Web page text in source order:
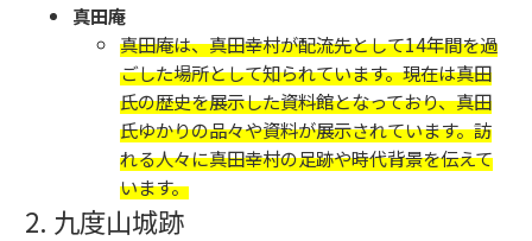
真田庵
真田庵は、真田幸村が配流先として14年間を過
ごした場所として知られています。現在は真田
氏の歴史を展示した資料館となっており、真田
氏ゆかりの品々や資料が展示されています。訪
れる人々に真田幸村の足跡や時代背景を伝えて
います。
2. 九度山城跡